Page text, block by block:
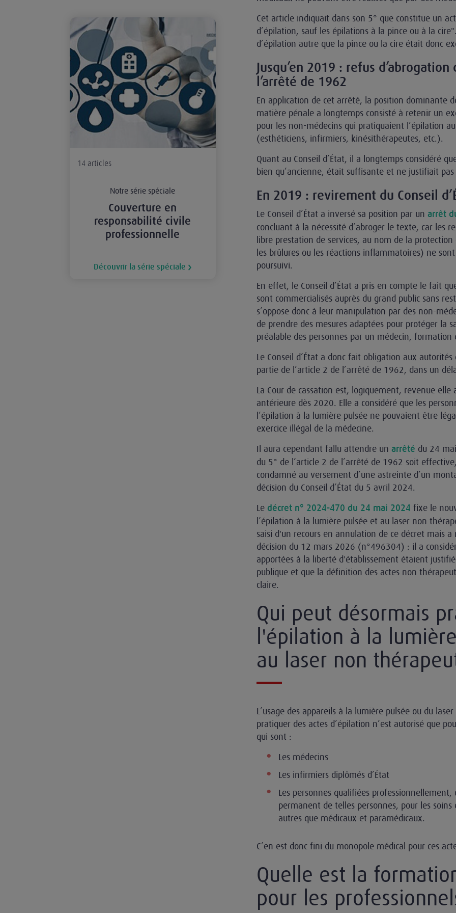
Couverture en responsabilité civile professionnelle
14 articles
Notre série spéciale
Couverture en
responsabilité civile
professionnelle
Découvrir la série spéciale
Cet article indiquait dans son 5° que constitue un
d’épilation, sauf les épilations à la pince ou à la
d’épilation autre que la pince ou la cire était donc
Jusqu’en 2019 : refus
l’arrêté de 1962
En application de cet arrêté, la position dominante
matière pénale a longtemps consisté à retenir un
pour les non-médecins qui pratiquaient l’épilation
(esthéticiens, infirmiers, kinésithérapeutes, etc.).
Quant au Conseil d’État, il a longtemps considéré
bien qu’ancienne, était suffisante et ne justifiait
En 2019 : revirement du Conseil
Le Conseil d’État a inversé sa position par un arrêt
concluant à la nécessité d’abroger le texte, car les
libre prestation de services, au nom de la
les brûlures ou les réactions inflammatoires) ne
poursuivi.
En effet, le Conseil d’État a pris en compte le fait
sont commercialisés auprès du grand public sans
s’oppose donc à leur manipulation par des non-
de prendre des mesures adaptées pour protéger la
préalable des personnes par un médecin, formation
Le Conseil d’État a donc fait obligation aux
partie de l’article 2 de l’arrêté de 1962, dans un
La Cour de cassation est, logiquement, revenue elle
antérieure dès 2020. Elle a considéré que les
l’épilation à la lumière pulsée ne pouvaient être
exercice illégal de la médecine.
Il aura cependant fallu attendre un arrêté du 24
du 5° de l’article 2 de l’arrêté de 1962 soit
condamné au versement d’une astreinte d’un
décision du Conseil d’État du 5 avril 2024.
Le décret n° 2024-470 du 24 mai 2024 fixe le
l’épilation à la lumière pulsée et au laser non
saisi d'un recours en annulation de ce décret mais
décision du 12 mars 2026 (n°496304) : il a
apportées à la liberté d'établissement étaient
publique et que la définition des actes non
claire.
Qui peut désormais
l'épilation à la
au laser non
L’usage des appareils à la lumière pulsée ou du
pratiquer des actes d’épilation n’est autorisé que
qui sont :
Les médecins
Les infirmiers diplômés d’État
Les personnes qualifiées
permanent de telles personnes, pour les
autres que médicaux et paramédicaux.
C’en est donc fini du monopole médical pour ces
Quelle est la
pour les